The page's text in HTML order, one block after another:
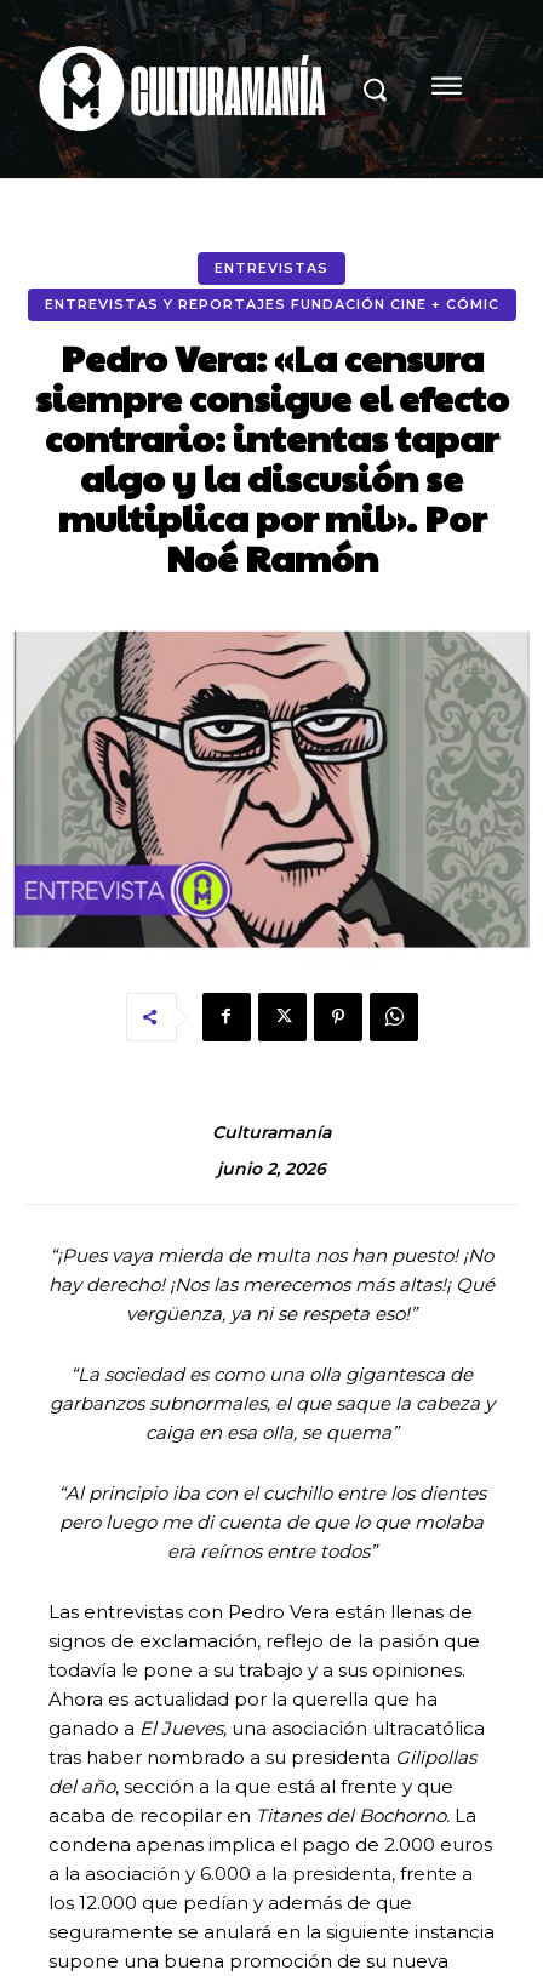
ENTREVISTAS
ENTREVISTAS Y REPORTAJES FUNDACIÓN CINE + CÓMIC
Pedro Vera: «La censura
siempre consigue el efecto
contrario: intentas tapar
algo y la discusión se
multiplica por mil». Por
Noé Ramón
Culturamanía
junio 2, 2026
“¡Pues vaya mierda de multa nos han puesto! ¡No
hay derecho! ¡Nos las merecemos más altas!¡ Qué
vergüenza, ya ni se respeta eso!”
“La sociedad es como una olla gigantesca de
garbanzos subnormales, el que saque la cabeza y
caiga en esa olla, se quema”
“Al principio iba con el cuchillo entre los dientes
pero luego me di cuenta de que lo que molaba
era reírnos entre todos”
Las entrevistas con Pedro Vera están llenas de
signos de exclamación, reflejo de la pasión que
todavía le pone a su trabajo y a sus opiniones.
Ahora es actualidad por la querella que ha
ganado a El Jueves, una asociación ultracatólica
tras haber nombrado a su presidenta Gilipollas
del año, sección a la que está al frente y que
acaba de recopilar en Titanes del Bochorno. La
condena apenas implica el pago de 2.000 euros
a la asociación y 6.000 a la presidenta, frente a
los 12.000 que pedían y además de que
seguramente se anulará en la siguiente instancia
supone una buena promoción de su nueva